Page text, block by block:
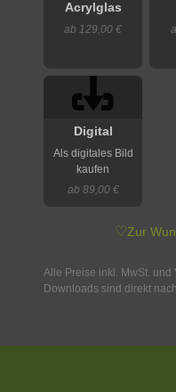
Acrylglas
ab 129,00 €
Digital
Als digitales Bild
kaufen
ab 89,00 €
♡Zur
Alle Preise inkl. MwSt.
Downloads sind direkt